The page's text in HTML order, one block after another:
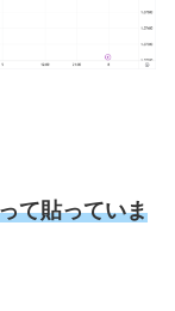
て貼っていま